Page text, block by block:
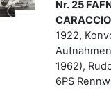
Nr. 25
1922,
1962),
6PS